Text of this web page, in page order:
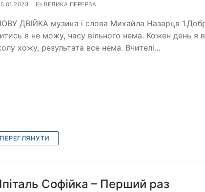
ВЕЛИКА ПЕРЕРВА
ДВІЙКА музика і слова Михайла Назарця
я не можу, часу вільного нема. Кожен день я в
хожу, результата все нема. Вчителі…
ПЕРЕГЛЯНУТИ
Софійка – Перший раз